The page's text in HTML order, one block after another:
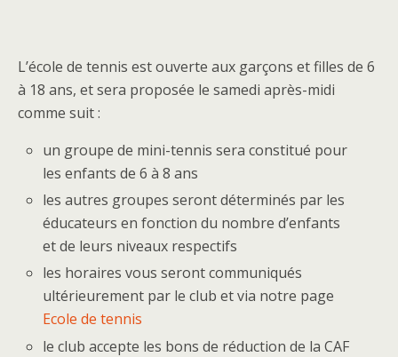
L’école de tennis est ouverte aux garçons et filles de 6
à 18 ans, et sera proposée le samedi après-midi
comme suit :
un groupe de mini-tennis sera constitué pour
les enfants de 6 à 8 ans
les autres groupes seront déterminés par les
éducateurs en fonction du nombre d’enfants
et de leurs niveaux respectifs
les horaires vous seront communiqués
ultérieurement par le club et via notre page
Ecole de tennis
le club accepte les bons de réduction de la CAF